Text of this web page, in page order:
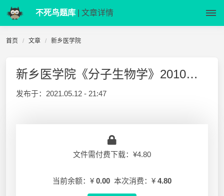
不死鸟题库 | 文章详情
首页 文章 新乡医学院
新乡医学院《分子生物学》2010考试卷期末(A)
发布于： 2021.05.12 - 21:47
文件需付费下载：¥4.80
当前余额：¥ 0.00 本次消费：¥ 4.80